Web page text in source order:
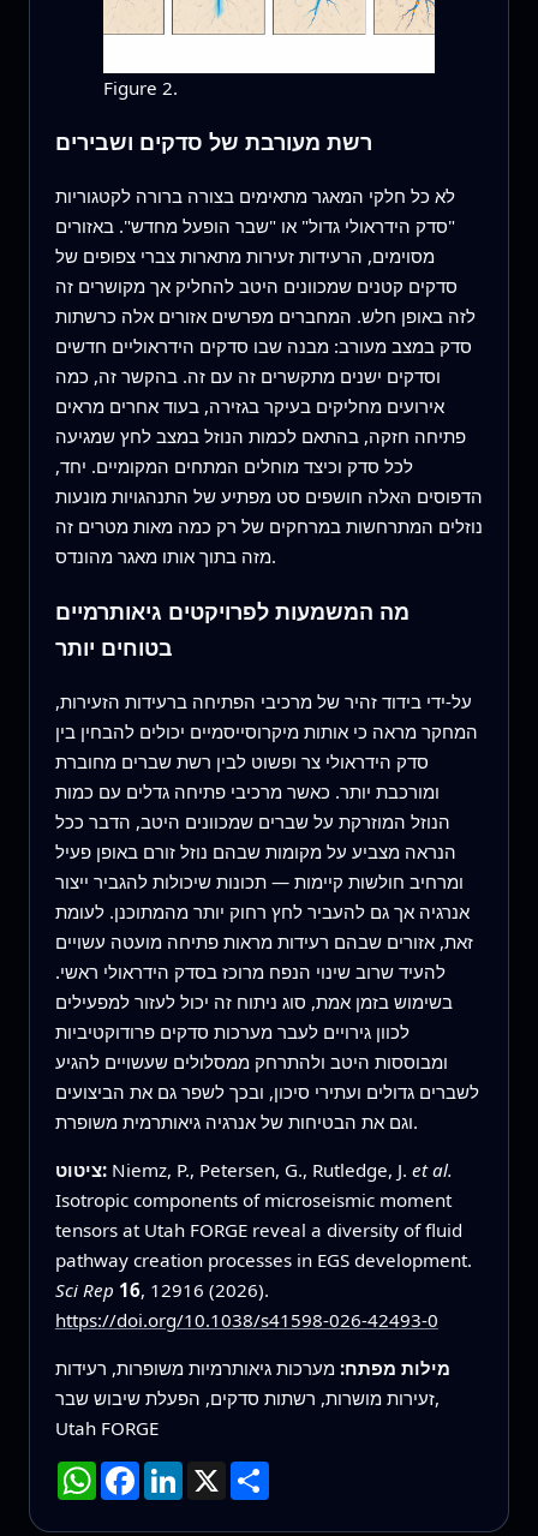
Figure 2.
רשת מעורבת של סדקים ושבירים
לא כל חלקי המאגר מתאימים בצורה ברורה לקטגוריות
"סדק הידראולי גדול" או "שבר הופעל מחדש". באזורים
מסוימים, הרעידות זעירות מתארות צברי צפופים של
סדקים קטנים שמכוונים היטב להחליק אך מקושרים זה
לזה באופן חלש. המחברים מפרשים אזורים אלה כרשתות
סדק במצב מעורב: מבנה שבו סדקים הידראוליים חדשים
וסדקים ישנים מתקשרים זה עם זה. בהקשר זה, כמה
אירועים מחליקים בעיקר בגזירה, בעוד אחרים מראים
פתיחה חזקה, בהתאם לכמות הנוזל במצב לחץ שמגיעה
לכל סדק וכיצד מוחלים המתחים המקומיים. יחד,
הדפוסים האלה חושפים סט מפתיע של התנהגויות מונעות
נוזלים המתרחשות במרחקים של רק כמה מאות מטרים זה
מזה בתוך אותו מאגר מהונדס.
מה המשמעות לפרויקטים גיאותרמיים
בטוחים יותר
על‑ידי בידוד זהיר של מרכיבי הפתיחה ברעידות הזעירות,
המחקר מראה כי אותות מיקרוסייסמיים יכולים להבחין בין
סדק הידראולי צר ופשוט לבין רשת שברים מחוברת
ומורכבת יותר. כאשר מרכיבי פתיחה גדלים עם כמות
הנוזל המוזרקת על שברים שמכוונים היטב, הדבר ככל
הנראה מצביע על מקומות שבהם נוזל זורם באופן פעיל
ומרחיב חולשות קיימות — תכונות שיכולות להגביר ייצור
אנרגיה אך גם להעביר לחץ רחוק יותר מהמתוכנן. לעומת
זאת, אזורים שבהם רעידות מראות פתיחה מועטה עשויים
להעיד שרוב שינוי הנפח מרוכז בסדק הידראולי ראשי.
בשימוש בזמן אמת, סוג ניתוח זה יכול לעזור למפעילים
לכוון גירויים לעבר מערכות סדקים פרודוקטיביות
ומבוססות היטב ולהתרחק ממסלולים שעשויים להגיע
לשברים גדולים ועתירי סיכון, ובכך לשפר גם את הביצועים
וגם את הבטיחות של אנרגיה גיאותרמית משופרת.
ציטוט: Niemz, P., Petersen, G., Rutledge, J. et al.
Isotropic components of microseismic moment
tensors at Utah FORGE reveal a diversity of fluid
pathway creation processes in EGS development.
Sci Rep 16, 12916 (2026).
https://doi.org/10.1038/s41598-026-42493-0
מילות מפתח:מערכות גיאותרמיות משופרות, רעידות
זעירות מושרות, רשתות סדקים, הפעלת שיבוש שבר,
Utah FORGE
WhatsApp
Facebook
LinkedIn
X שתף